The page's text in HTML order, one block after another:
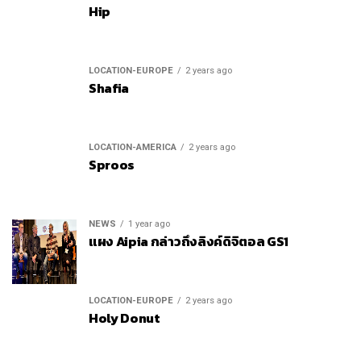
Hip
LOCATION-EUROPE 2 years ago
Shafia
LOCATION-AMERICA 2 years ago
Sproos
NEWS 1 year ago
แผง Aipia กล่าวถึงลิงค์ดิจิตอล GS1
LOCATION-EUROPE 2 years ago
Holy Donut